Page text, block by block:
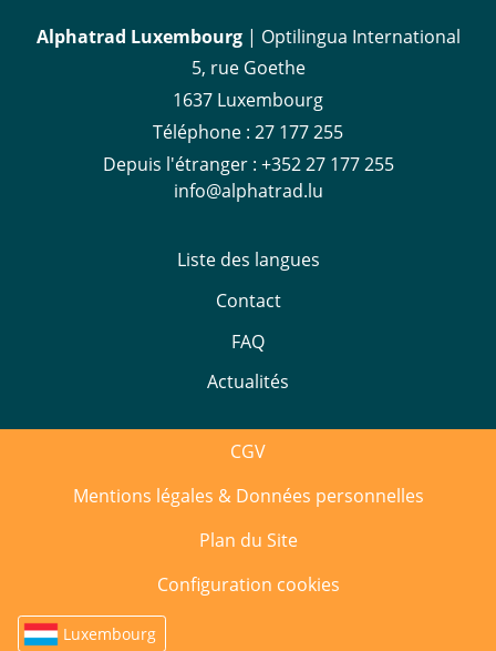
Alphatrad Luxembourg | Optilingua International
5, rue Goethe
1637 Luxembourg
Téléphone : 27 177 255
Depuis l'étranger : +352 27 177 255
info@alphatrad.lu
Liste des langues
Contact
FAQ
Actualités
CGV
Mentions légales & Données personnelles
Plan du Site
Configuration cookies
Luxembourg